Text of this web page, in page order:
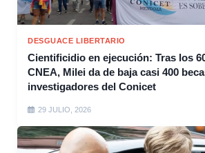
DESGUACE LIBERTARIO
Cientificidio en ejecución: Tras los
CNEA, Milei da de baja casi 400
investigadores del Conicet
29 JULIO, 2026